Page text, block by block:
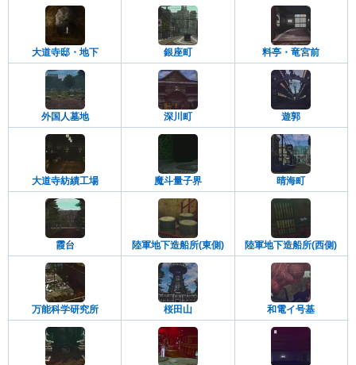
大道寺邸・地下 銀座町 料亭・竜宮前
外国人墓地 深川町 遊郭
大道寺紡績工場 魔斗量子界 晴海町
霞台 陸軍地下造船所(東側) 陸軍地下造船所(西側)
万能科学研究所 桜田山 和電イ号基